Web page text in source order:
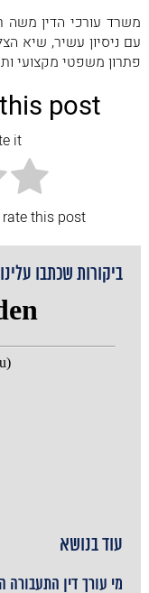
משרד עורכי הדין משה
עם ניסיון עשיר, שיא
פתרון משפטי מקצועי
post?
it!
this post.
ביקורות שכתבו עלינו
עוד בנושא
מי עורך דין התעבורה